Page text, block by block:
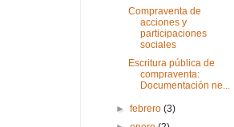
Compraventa de
acciones y
participaciones
sociales
Escritura pública de
compraventa:
Documentación ne...
►febrero(3)